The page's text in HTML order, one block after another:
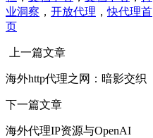
业洞察 ， 开放代理 ，快代理首
页
上一篇文章
海外http代理之网：暗影交织
下一篇文章
海外代理IP资源与OpenAI